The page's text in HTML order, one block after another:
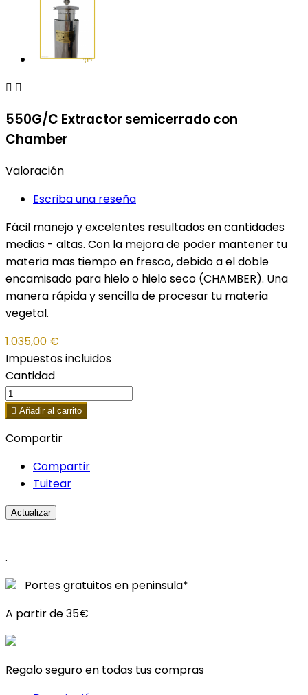
 
550G/C Extractor semicerrado con
Chamber
Valoración
Escriba una reseña
Fácil manejo y excelentes resultados en cantidades
medias - altas. Con la mejora de poder mantener tu
materia mas tiempo en fresco, debido a el doble
encamisado para hielo o hielo seco (CHAMBER). Una
manera rápida y sencilla de procesar tu materia
vegetal.
1.035,00 €
Impuestos incluidos
Cantidad
 Añadir al carrito
Compartir
Compartir
Tuitear
.
Portes gratuitos en peninsula*
A partir de 35€
Regalo seguro en todas tus compras